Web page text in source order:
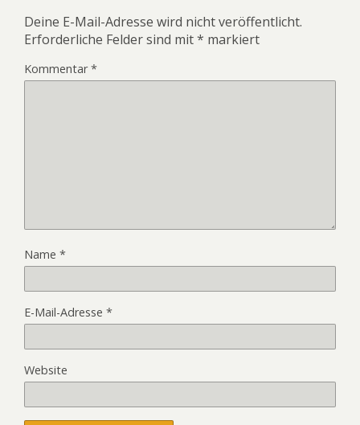
Deine E-Mail-Adresse wird nicht veröffentlicht.
Erforderliche Felder sind mit* markiert
Kommentar*
Name *
E-Mail-Adresse *
Website